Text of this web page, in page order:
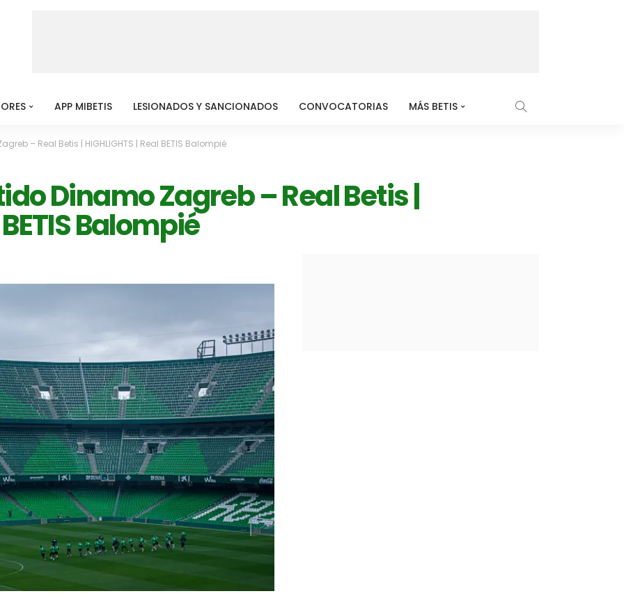
APP MIBETIS LESIONADOS Y SANCIONADOS CONVOCATORIAS MÁS BETIS
– Real Betis | HIGHLIGHTS | Real BETIS Balompié
Dinamo Zagreb – Real Betis |
Balompié